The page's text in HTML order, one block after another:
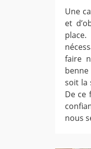
Une
et
faire
soit la
De ce
nous